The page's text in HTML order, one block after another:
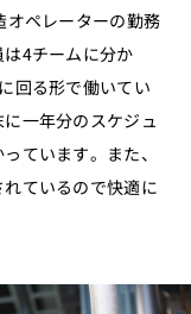
オペレーターの勤務
4チームに分か
回る形で働いてい
一年分のスケジュ
ています。また、
ているので快適に